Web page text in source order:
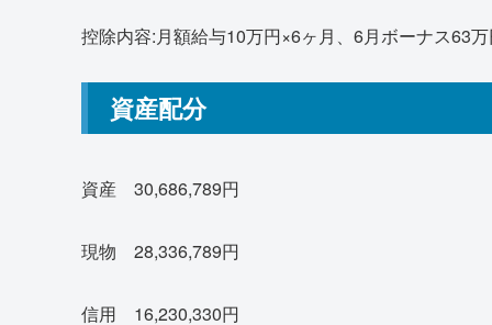
控除内容:月額給与10万円×6ヶ月、6月ボーナス63
資産配分
資産 30,686,789円
現物 28,336,789円
信用 16,230,330円